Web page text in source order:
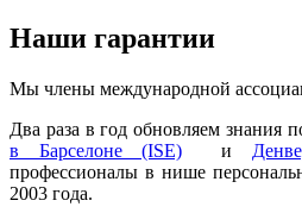
Наши гарантии
Мы члены международной
Два раза в год обновляем знания
в Барселоне (ISE) и
профессионалы в нише
2003 года.